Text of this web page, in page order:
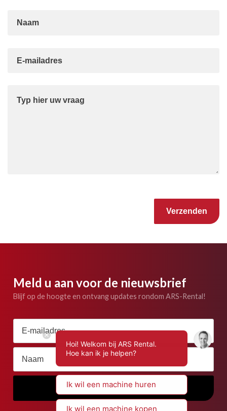
Meld u aan voor de nieuwsbrief
Blijf op de hoogte en ontvang updates rondom ARS-Rental!
Hoi! Welkom bij ARS Rental.
Hoe kan ik je helpen?
Ik wil een machine huren
Ik wil een machine kopen